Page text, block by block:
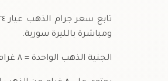
ومباشرة بالليرة سورية.
الجنية الذهب الواحدة = ٨ غرام من ذهب عيار ٢٤